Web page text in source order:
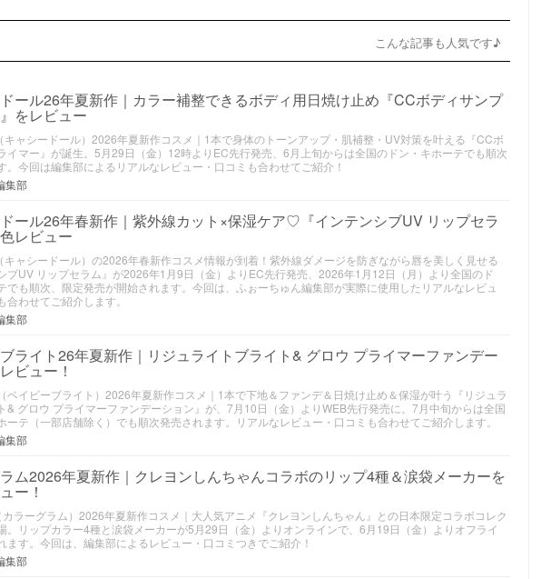
こんな記事も人気です♪
ール26年夏新作｜カラー補整できるボディ用日焼け止め『CCボディサンプ
をレビュー
ャシードール）2026年夏新作コスメ｜1本で身体のトーンアップ・肌補整・UV対策を叶える『CCボ
イマー』が誕生。5月29日（金）12時よりEC先行発売、6月上旬からは全国のドン・キホーテでも順次
。今回は編集部によるリアルなレビュー・口コミも合わせてご紹介！
集部
ール26年春新作｜紫外線カット×保湿ケア♡『インテンシブUV リップセラ
レビュー
ャシードール）の2026年春新作コスメ情報が到着！紫外線ダメージを防ぎながら唇を美しく見せる
ブUV リップセラム』が2026年1月9日（金）よりEC先行発売、2026年1月12日（月）より全国のド
でも順次、限定発売が開始されます。今回は、ふぉーちゅん編集部が実際に使用したリアルなレビュ
合わせてご紹介します。
集部
ライト26年夏新作｜リジュライトブライト& グロウ プライマーファンデー
ビュー！
ベイビーブライト）2026年夏新作コスメ｜1本で下地＆ファンデ＆日焼け止め＆保湿が叶う『リジュラ
& グロウ プライマーファンデーション』が、7月10日（金）よりWEB先行発売に。7月中旬からは全国
ーテ（一部店舗除く）でも順次発売されます。リアルなレビュー・口コミも合わせてご紹介します。
集部
ム2026年夏新作｜クレヨンしんちゃんコラボのリップ4種＆涙袋メーカーを
ー！
ラーグラム）2026年夏新作コスメ｜大人気アニメ『クレヨンしんちゃん』との日本限定コラボコレク
。リップカラー4種と涙袋メーカーが5月29日（金）よりオンラインで、6月19日（金）よりオフライ
ます。今回は、編集部によるレビュー・口コミつきでご紹介！
集部